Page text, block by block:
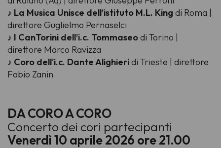
♪ La Musica Unisce dell’istituto M.L. King di Roma |
direttore Guglielmo Pernaselci
♪ I CanTorini dell’i.c. Tommaseodi Torino |
direttore Marco Ravizza
♪ Coro dell'i.c. Dante Alighieridi Trieste | direttore
Fabio Zanin
DA CORO A CORO
Concerto dei cori partecipanti
Venerdì 10 aprile 2026 ore 21.00